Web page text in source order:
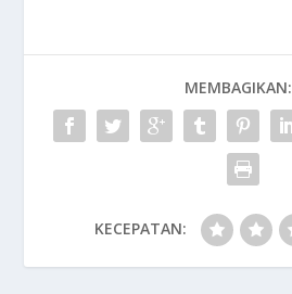
MEMBAGIKAN:
KECEPATAN: